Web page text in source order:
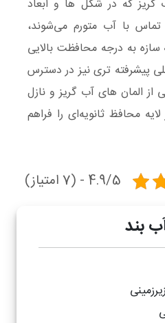
گریز که در شکل ها و ابعاد
با آب متورم می‌شوند،
به درجه محافظت بالایی
پیشرفته تری نیز در دسترس
از المان های آب گریز و نازل
محافظ ثانویه‌ای را فراهم
4.9/5 - (7 امتیاز)
بند